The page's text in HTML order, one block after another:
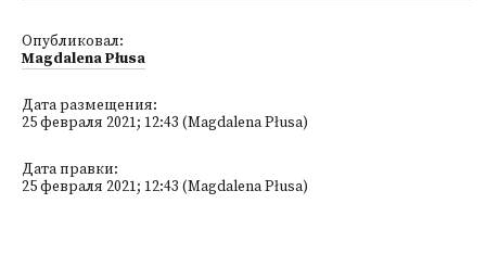
Опубликовал:
Magdalena Płusa
Дата размещения:
25 февраля 2021; 12:43 (Magdalena Płusa)
Дата правки:
25 февраля 2021; 12:43 (Magdalena Płusa)